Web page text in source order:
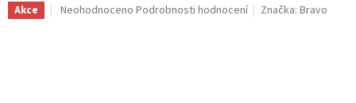
Akce
Průměrné
Neohodnoceno Podrobnosti hodnocení Značka:Bravo